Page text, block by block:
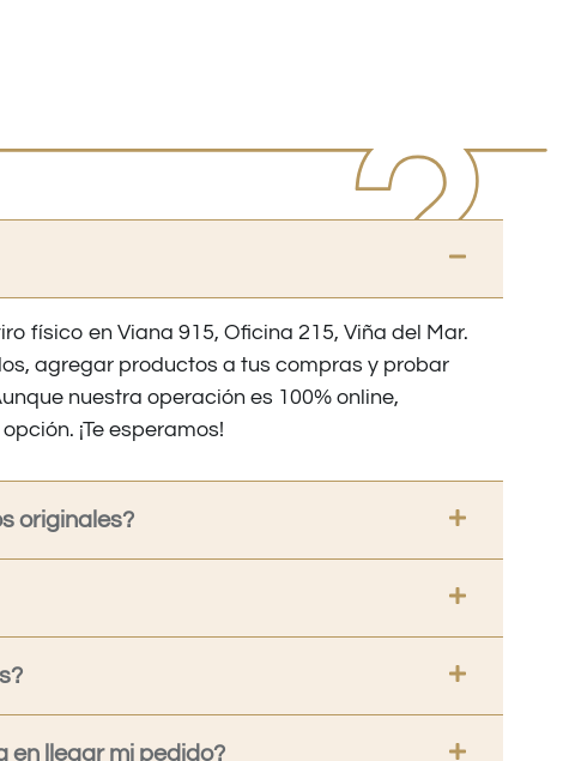
físico en Viana 915, Oficina 215, Viña del Mar.
agregar productos a tus compras y probar
nuestra operación es 100% online,
¡Te esperamos!
originales?
en llegar mi pedido?